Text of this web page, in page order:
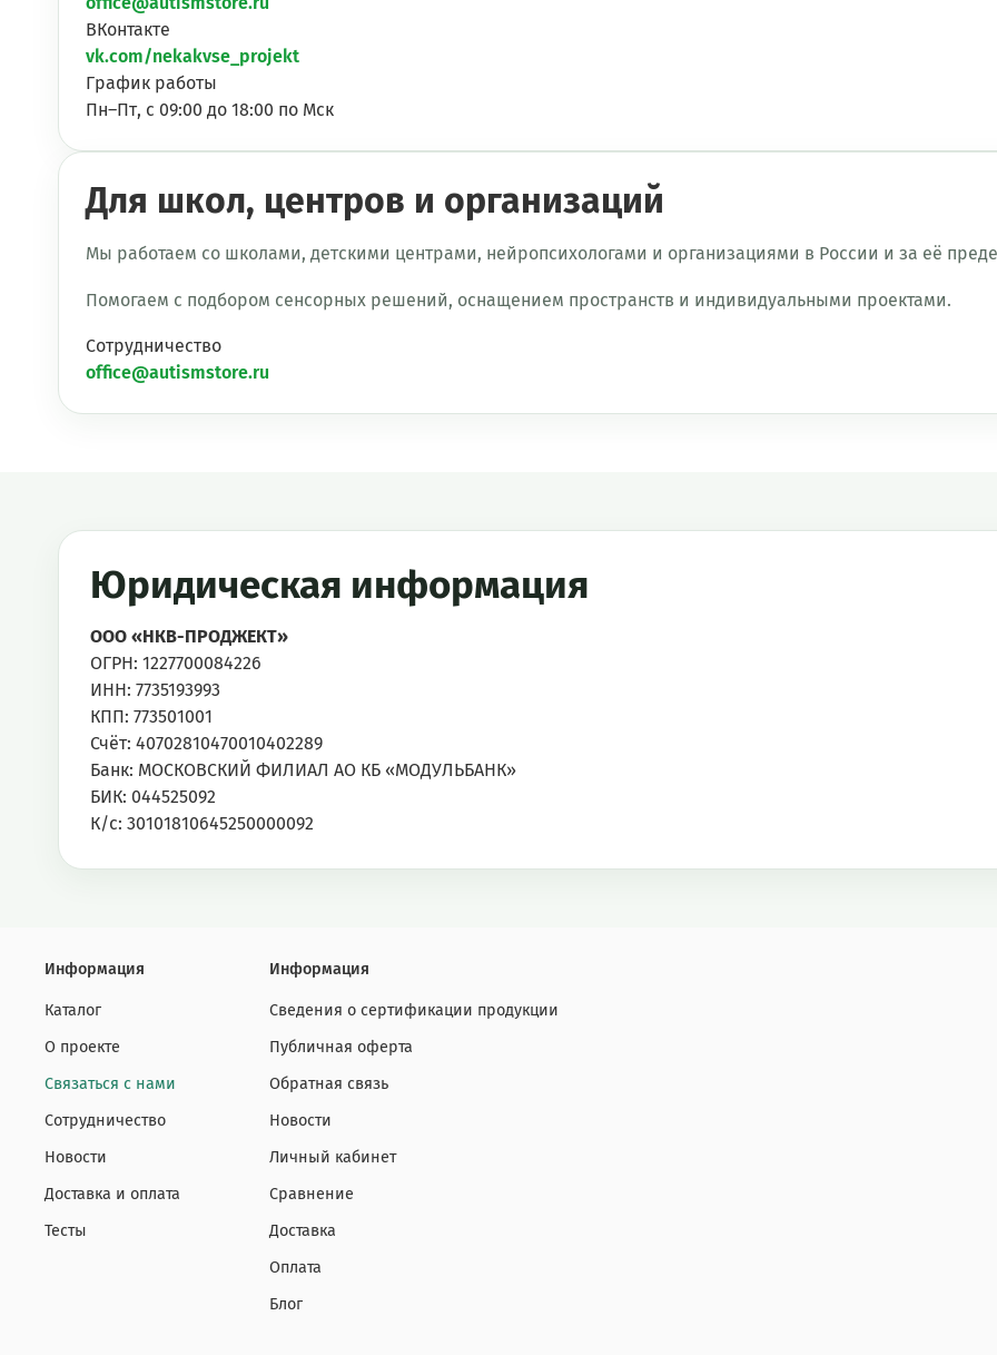
ВКонтакте
vk.com/nekakvse_projekt
График работы
Пн–Пт, с 09:00 до 18:00 по Мск
Для школ, центров и организаций
Мы работаем со школами, детскими центрами, нейропсихологами и организациями в России и за её
Помогаем с подбором сенсорных решений, оснащением пространств и индивидуальными проектами.
Сотрудничество
office@autismstore.ru
Юридическая информация
ООО «НКВ-ПРОДЖЕКТ»
ОГРН: 1227700084226
ИНН: 7735193993
КПП: 773501001
Счёт: 40702810470010402289
Банк: МОСКОВСКИЙ ФИЛИАЛ АО КБ «МОДУЛЬБАНК»
БИК: 044525092
К/с: 30101810645250000092
Информация
Каталог
О проекте
Связаться с нами
Сотрудничество
Новости
Доставка и оплата
Тесты
Информация
Сведения о сертификации продукции
Публичная оферта
Обратная связь
Новости
Личный кабинет
Сравнение
Доставка
Оплата
Блог